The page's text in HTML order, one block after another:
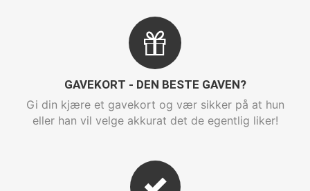
GAVEKORT - DEN BESTE GAVEN?
Gi din kjære et gavekort og vær sikker på at hun
eller han vil velge akkurat det de egentlig liker!